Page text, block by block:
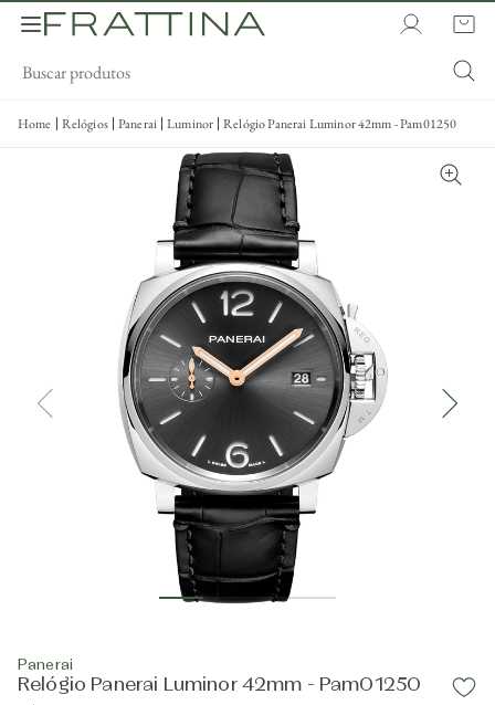
Home Relógios Panerai Luminor Relógio Panerai Luminor 42mm - Pam01250
Panerai
Relógio Panerai Luminor 42mm - Pam01250